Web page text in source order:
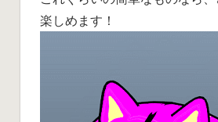
楽しめます！